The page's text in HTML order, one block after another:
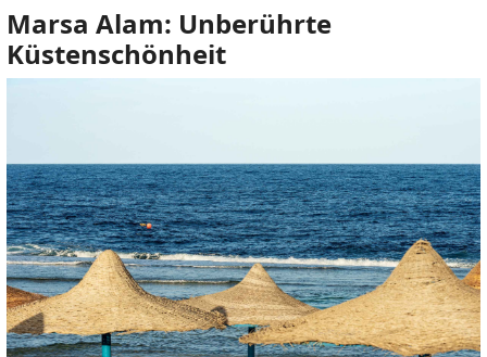
Marsa Alam: Unberührte
Küstenschönheit